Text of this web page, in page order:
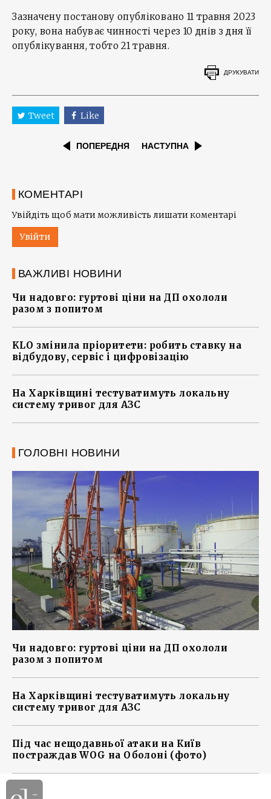
Зазначену постанову опубліковано 11 травня 2023
року, вона набуває чинності через 10 днів з дня її
опублікування, тобто 21 травня.
ДРУКУВАТИ
Tweet Like
ПОПЕРЕДНЯ НАСТУПНА
КОМЕНТАРІ
Увійдіть щоб мати можливість лишати коментарі
Увійти
ВАЖЛИВІ НОВИНИ
Чи надовго: гуртові ціни на ДП охололи
разом з попитом
KLO змінила пріоритети: робить ставку на
відбудову, сервіс і цифровізацію
На Харківщині тестуватимуть локальну
систему тривог для АЗС
ГОЛОВНІ НОВИНИ
Чи надовго: гуртові ціни на ДП охололи
разом з попитом
На Харківщині тестуватимуть локальну
систему тривог для АЗС
Під час нещодавньої атаки на Київ
постраждав WOG на Оболоні (фото)